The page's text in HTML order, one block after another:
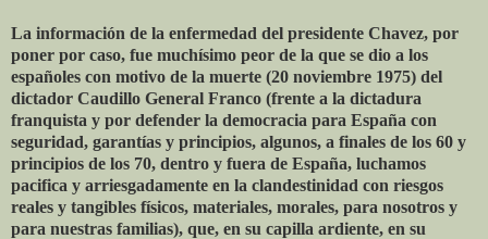
La información de la enfermedad del presidente Chavez, por
poner por caso, fue muchísimo peor de la que se dio a los
españoles con motivo de la muerte (20 noviembre 1975) del
dictador Caudillo General Franco (frente a la dictadura
franquista y por defender la democracia para España con
seguridad, garantías y principios, algunos, a finales de los 60 y
principios de los 70, dentro y fuera de España, luchamos
pacifica y arriesgadamente en la clandestinidad con riesgos
reales y tangibles físicos, materiales, morales, para nosotros y
para nuestras familias), que, en su capilla ardiente, en su